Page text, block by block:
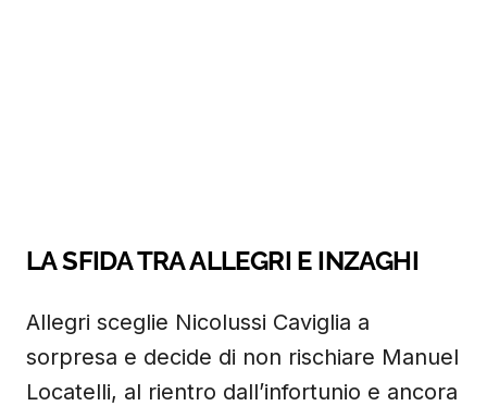
LA SFIDA TRA ALLEGRI E INZAGHI
Allegri sceglie Nicolussi Caviglia a
sorpresa e decide di non rischiare Manuel
Locatelli, al rientro dall’infortunio e ancora